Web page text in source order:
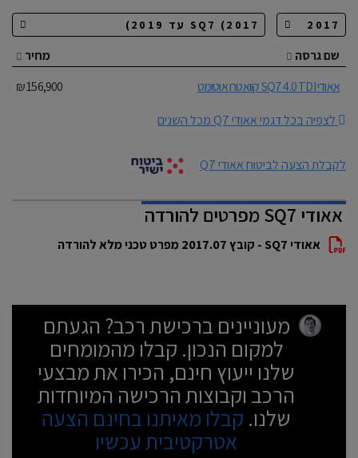
שם גרסה
מחיר
אאודי SQ7 4.0 TDI קוואטרו אוטומט
156,900 ₪
לצפיה בכל דגמי אאודי Q7 מכל השנים
לקבלת הצעה לביטוח אאודי Q7
אאודי SQ7 מפרטים להורדה
אאודי SQ7 - קובץ 2017.07 מפרט טכני מלא להורדה
מעוניינים ברכישת רכב? הגעתם
למקום הנכון. קבלו מהמומחים
שלנו ייעוץ חינם, הכירו את מבצעי
הרכב וקבוצות הרכישה המיוחדות
שלנו. קבלו מאיתנו בחינם הצעה
אטרקטיבית עכשיו